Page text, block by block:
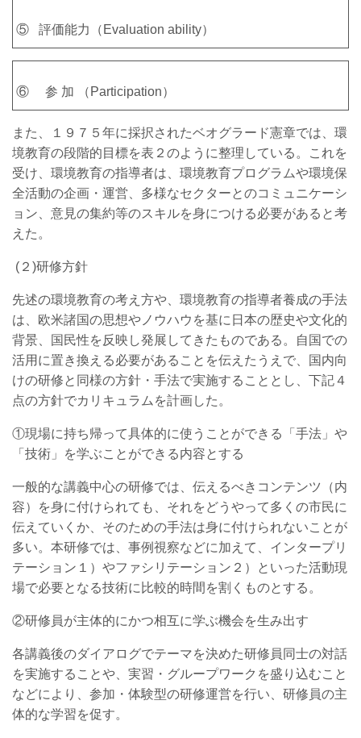
⑤ 評価能力（Evaluation ability）
⑥ 参 加 （Participation）
また、１９７５年に採択されたベオグラード憲章では、環
境教育の段階的目標を表２のように整理している。これを
受け、環境教育の指導者は、環境教育プログラムや環境保
全活動の企画・運営、多様なセクターとのコミュニケーシ
ョン、意見の集約等のスキルを身につける必要があると考
えた。
(２)研修方針
先述の環境教育の考え方や、環境教育の指導者養成の手法
は、欧米諸国の思想やノウハウを基に日本の歴史や文化的
背景、国民性を反映し発展してきたものである。自国での
活用に置き換える必要があることを伝えたうえで、国内向
けの研修と同様の方針・手法で実施することとし、下記４
点の方針でカリキュラムを計画した。
①現場に持ち帰って具体的に使うことができる「手法」や
「技術」を学ぶことができる内容とする
一般的な講義中心の研修では、伝えるべきコンテンツ（内
容）を身に付けられても、それをどうやって多くの市民に
伝えていくか、そのための手法は身に付けられないことが
多い。本研修では、事例視察などに加えて、インタープリ
テーション １） やファシリテーション ２）
といった活動現
場で必要となる技術に比較的時間を割くものとする。
②研修員が主体的にかつ相互に学ぶ機会を生み出す
各講義後のダイアログでテーマを決めた研修員同士の対話
を実施することや、実習・グループワークを盛り込むこと
などにより、参加・体験型の研修運営を行い、研修員の主
体的な学習を促す。